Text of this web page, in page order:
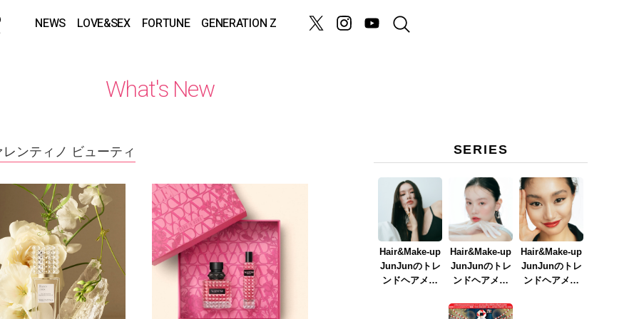
NEWS LOVE&SEX FORTUNE GENERATION Z
What's New
ンティノ ビューティ SERIES
Hair&Make-up
JunJunのトレ
ンドヘアメイ
Hair&Make-up
JunJunのトレ
ンドヘアメイ
イク
Hair&Make-up
JunJunのトレ
ンドヘアメイ